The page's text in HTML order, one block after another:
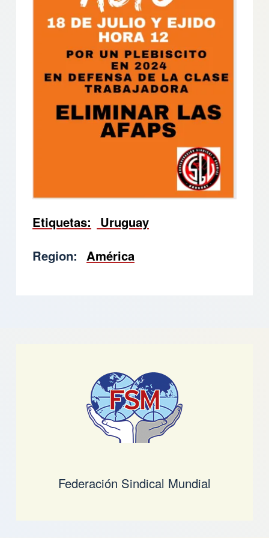
Etiquetas
Uruguay
Region
América
Federación Sindical Mundial